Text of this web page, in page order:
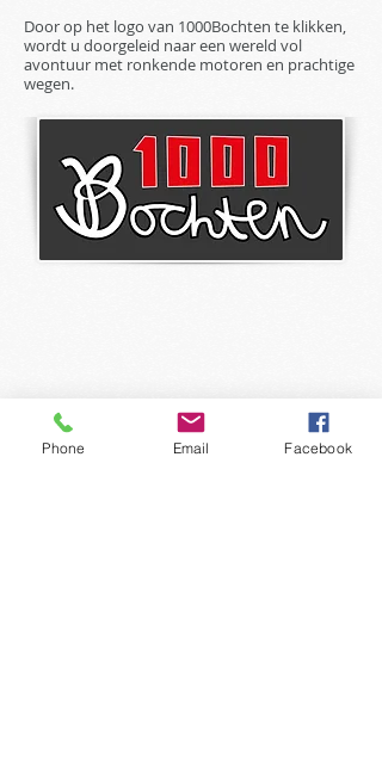
Door op het logo van 1000Bochten te klikken,
wordt u doorgeleid naar een wereld vol
avontuur met ronkende motoren en prachtige
wegen.
Phone Email Facebook